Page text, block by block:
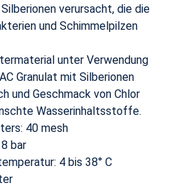
verursacht, die die
und Schimmelpilzen
unter Verwendung
Granulat mit Silberionen
und Geschmack von Chlor
Wasserinhaltsstoffe.
40 mesh
bar
4 bis 38° C